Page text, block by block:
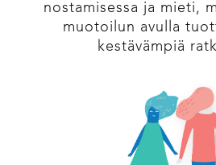
nostamisessa ja mieti,
muotoilun avulla
kestävämpiä